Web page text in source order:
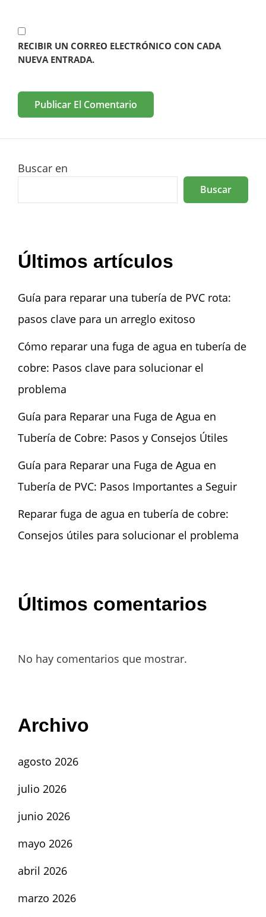
RECIBIR UN CORREO ELECTRÓNICO CON CADA
NUEVA ENTRADA.
Buscar en
Buscar
Últimos artículos
Guía para reparar una tubería de PVC rota:
pasos clave para un arreglo exitoso
Cómo reparar una fuga de agua en tubería de
cobre: Pasos clave para solucionar el
problema
Guía para Reparar una Fuga de Agua en
Tubería de Cobre: Pasos y Consejos Útiles
Guía para Reparar una Fuga de Agua en
Tubería de PVC: Pasos Importantes a Seguir
Reparar fuga de agua en tubería de cobre:
Consejos útiles para solucionar el problema
Últimos comentarios
No hay comentarios que mostrar.
Archivo
agosto 2026
julio 2026
junio 2026
mayo 2026
abril 2026
marzo 2026